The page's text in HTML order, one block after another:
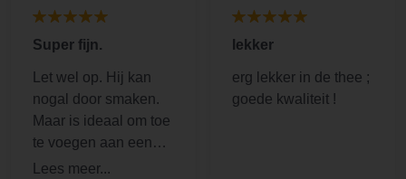
Super fijn.
Let wel op. Hij kan
nogal door smaken.
Maar is ideaal om toe
te voegen aan een
recept.
lekker
erg lekker in de thee ;
goede kwaliteit !